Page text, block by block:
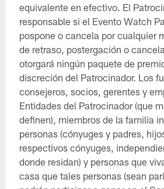
equivalente en efectivo. El
responsable si el Evento Watch
pospone o cancela por cualquier
de retraso, postergación o
otorgará ningún paquete de
discreción del Patrocinador. Los
consejeros, socios, gerentes y
Entidades del Patrocinador (que
definen), miembros de la familia
personas (cónyuges y padres,
respectivos cónyuges,
donde residan) y personas que
casa que tales personas (sean